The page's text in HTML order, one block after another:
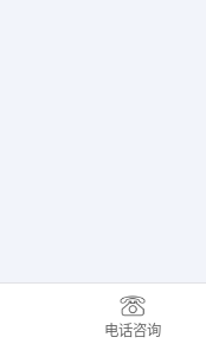
电话咨询